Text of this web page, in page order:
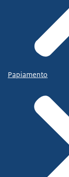
Papiamento